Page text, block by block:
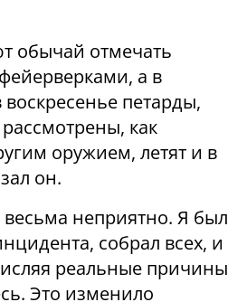
обычай отмечать
а в
петарды,
как
оружием, летят и в
он.
неприятно. Я был
собрал всех, и
реальные причины
Это изменило